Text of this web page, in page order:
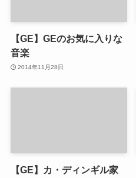
【GE】GEのお気に入りな
音楽
2014年11月28日
【GE】カ・ディンギル家